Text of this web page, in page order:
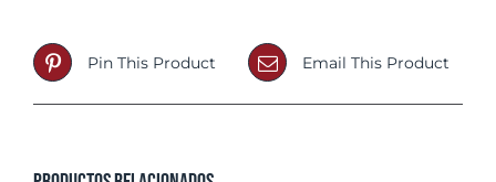
Pin This Product Email This Product